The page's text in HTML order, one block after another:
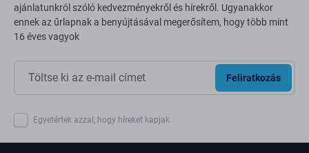
ajánlatunkról szóló kedvezményekről és hírekről. Ugyanakkor
ennek az űrlapnak a benyújtásával megerősítem, hogy több mint
16 éves vagyok
Feliratkozás
Egyetértek azzal, hogy híreket kapjak